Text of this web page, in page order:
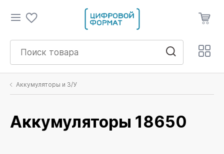
Аккумуляторы и З/У
Аккумуляторы 18650